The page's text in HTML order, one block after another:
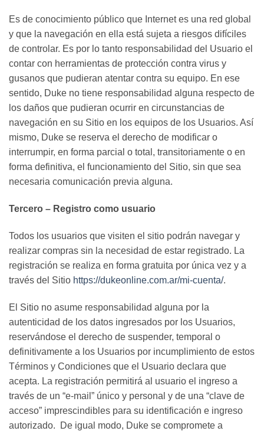
Es de conocimiento público que Internet es una red global
y que la navegación en ella está sujeta a riesgos difíciles
de controlar. Es por lo tanto responsabilidad del Usuario el
contar con herramientas de protección contra virus y
gusanos que pudieran atentar contra su equipo. En ese
sentido, Duke no tiene responsabilidad alguna respecto de
los daños que pudieran ocurrir en circunstancias de
navegación en su Sitio en los equipos de los Usuarios. Así
mismo, Duke se reserva el derecho de modificar o
interrumpir, en forma parcial o total, transitoriamente o en
forma definitiva, el funcionamiento del Sitio, sin que sea
necesaria comunicación previa alguna.
Tercero – Registro como usuario
Todos los usuarios que visiten el sitio podrán navegar y
realizar compras sin la necesidad de estar registrado. La
registración se realiza en forma gratuita por única vez y a
través del Sitio https://dukeonline.com.ar/mi-cuenta/.
El Sitio no asume responsabilidad alguna por la
autenticidad de los datos ingresados por los Usuarios,
reservándose el derecho de suspender, temporal o
definitivamente a los Usuarios por incumplimiento de estos
Términos y Condiciones que el Usuario declara que
acepta. La registración permitirá al usuario el ingreso a
través de un “e-mail” único y personal y de una “clave de
acceso” imprescindibles para su identificación e ingreso
autorizado. De igual modo, Duke se compromete a